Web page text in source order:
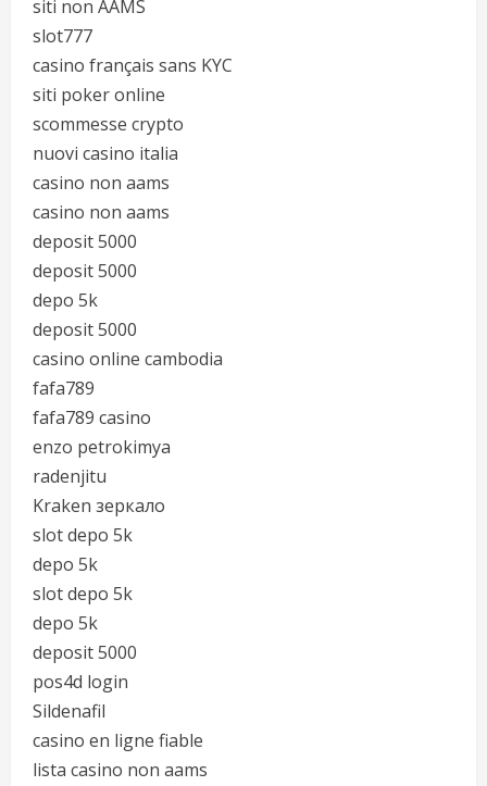
siti non AAMS
slot777
casino français sans KYC
siti poker online
scommesse crypto
nuovi casino italia
casino non aams
casino non aams
deposit 5000
deposit 5000
depo 5k
deposit 5000
casino online cambodia
fafa789
fafa789 casino
enzo petrokimya
radenjitu
Kraken зеркало
slot depo 5k
depo 5k
slot depo 5k
depo 5k
deposit 5000
pos4d login
Sildenafil
casino en ligne fiable
lista casino non aams